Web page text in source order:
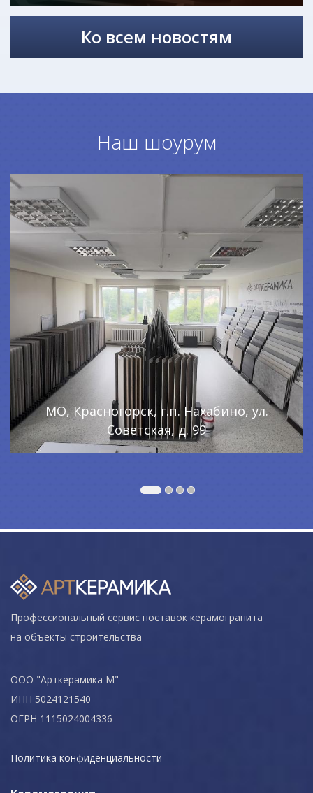
Ко всем новостям
Наш шоурум
МО, Красногорск, г.п. Нахабино, ул.
Советская, д. 99
Профессиональный сервис поставок керамогранита
на объекты строительства
ООО "Арткерамика М"
ИНН 5024121540
ОГРН 1115024004336
Политика конфиденциальности